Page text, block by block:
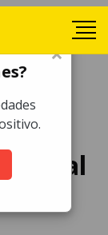
y
ruta al
×